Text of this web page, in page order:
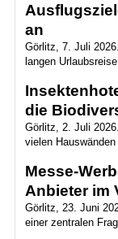
an
Görlitz, 7. Juli
langen
die
Görlitz, 2. Juli
vielen
Messe-
Anbieter im
Görlitz, 23. Juni
einer zentralen